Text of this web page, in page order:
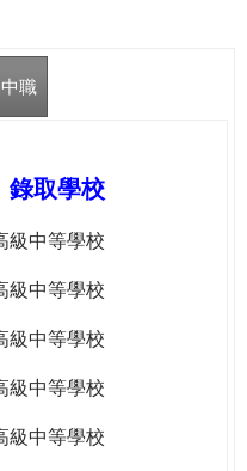
職
錄取學校
級中等學校
級中等學校
級中等學校
級中等學校
級中等學校